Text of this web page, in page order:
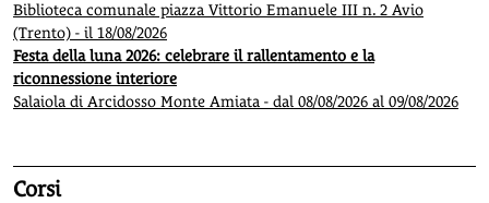
Biblioteca comunale piazza Vittorio Emanuele III n. 2 Avio
(Trento) - il 18/08/2026
Festa della luna 2026: celebrare il rallentamento e la
riconnessione interiore
Salaiola di Arcidosso Monte Amiata - dal 08/08/2026 al 09/08/2026
Corsi